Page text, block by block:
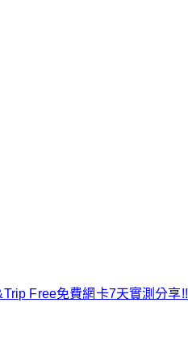
Free免費網卡7天實測分享!!